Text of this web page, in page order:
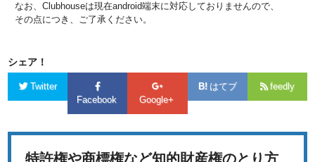
なお、Clubhouseは現在android端末に対応しておりませんので、
その点につき、ご了承ください。
シェア！
Twitter
Facebook
Google+
はてブ feedly
特許権や商標権など知的財産権のとり方